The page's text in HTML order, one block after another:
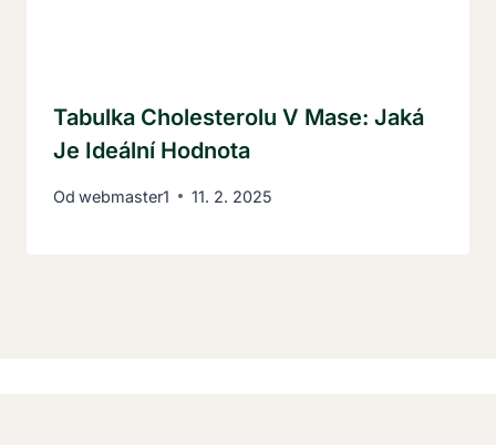
Tabulka Cholesterolu V Mase: Jaká
Je Ideální Hodnota
Od webmaster1 11. 2. 2025